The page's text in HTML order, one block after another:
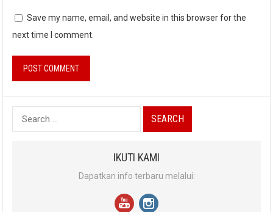
Save my name, email, and website in this browser for the
next time I comment.
Search
for:
IKUTI KAMI
Dapatkan info terbaru melalui: